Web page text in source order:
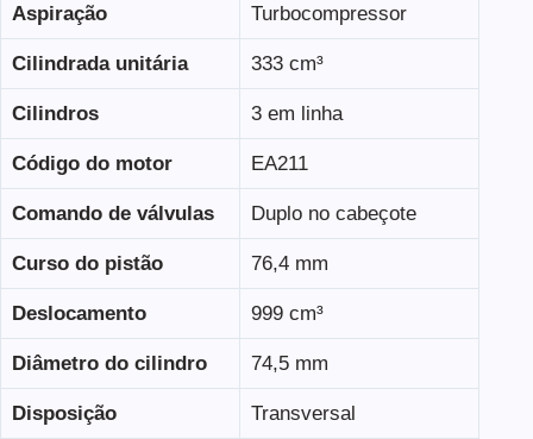
Aspiração Turbocompressor
Cilindrada unitária 333 cm³
Cilindros 3 em linha
Código do motor EA211
Comando de válvulas Duplo no cabeçote
Curso do pistão 76,4 mm
Deslocamento 999 cm³
Diâmetro do cilindro 74,5 mm
Disposição Transversal